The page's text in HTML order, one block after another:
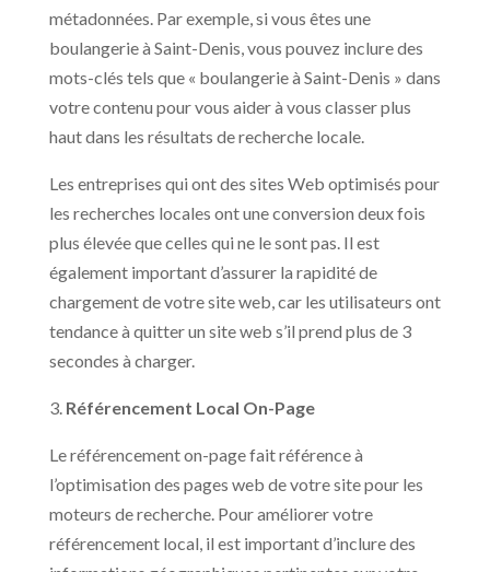
métadonnées. Par exemple, si vous êtes une
boulangerie à Saint-Denis, vous pouvez inclure des
mots-clés tels que « boulangerie à Saint-Denis » dans
votre contenu pour vous aider à vous classer plus
haut dans les résultats de recherche locale.
Les entreprises qui ont des sites Web optimisés pour
les recherches locales ont une conversion deux fois
plus élevée que celles qui ne le sont pas. Il est
également important d’assurer la rapidité de
chargement de votre site web, car les utilisateurs ont
tendance à quitter un site web s’il prend plus de 3
secondes à charger.
3. Référencement Local On-Page
Le référencement on-page fait référence à
l’optimisation des pages web de votre site pour les
moteurs de recherche. Pour améliorer votre
référencement local, il est important d’inclure des